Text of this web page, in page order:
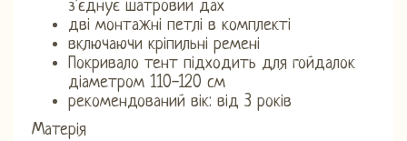
з'єднує шатровий дах
дві монтажні петлі в комплекті
включаючи кріпильні ремені
Покривало тент підходить для гойдалок
діаметром 110-120 см
рекомендований вік: від 3 років
Матерія